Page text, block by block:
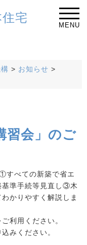
MENU
> お知らせ >
習会」のご
すべての新築で省エ
準手続等見直し③木
かりやすく解説しま
利用ください。
みください。